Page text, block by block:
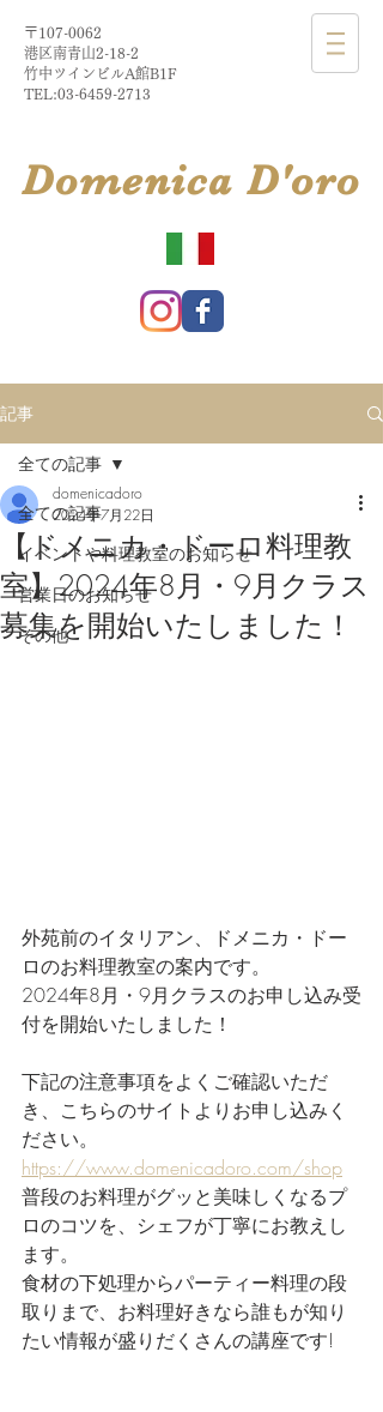
〒107-0062
港区南青山2-18-2​
​竹中ツインビルA館B1F
TEL:03-6459-2713
​DomenicaD'oro
記事
全ての記事
イベントや料理教室のお知らせ
営業日のお知らせ
その他
全ての記事
【ドメニカ・ドーロ料理教
室】2024年8月・9月クラス
募集を開始いたしました！
domenicadoro
2024年7月22日
外苑前のイタリアン、ドメニカ・ドー
ロのお料理教室の案内です。
2024年8月・9月クラスのお申し込み受
付を開始いたしました！
下記の注意事項をよくご確認いただ
き、こちらのサイトよりお申し込みく
ださい。
https://www.domenicadoro.com/shop
普段のお料理がグッと美味しくなるプ
ロのコツを、シェフが丁寧にお教えし
ます。
食材の下処理からパーティー料理の段
取りまで、お料理好きなら誰もが知り
たい情報が盛りだくさんの講座です!